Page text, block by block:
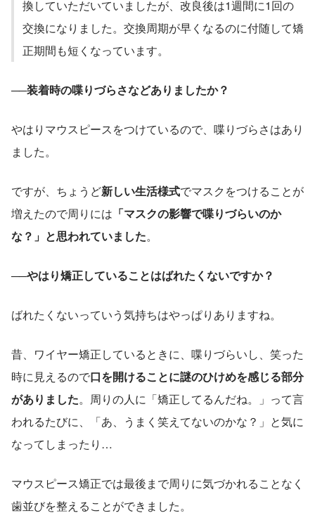
換していただいていましたが、改良後は1週間に1回の
交換になりました。交換周期が早くなるのに付随して矯
正期間も短くなっています。
──装着時の喋りづらさなどありましたか？
やはりマウスピースをつけているので、喋りづらさはあり
ました。
ですが、ちょうど新しい生活様式でマスクをつけることが
増えたので周りには 「マスクの影響で喋りづらいのか
な？」と思われていました。
──やはり矯正していることはばれたくないですか？
ばれたくないっていう気持ちはやっぱりありますね。
昔、ワイヤー矯正しているときに、喋りづらいし、笑った
時に見えるので口を開けることに謎のひけめを感じる部分
がありました。周りの人に「矯正してるんだね。」って言
われるたびに、「あ、うまく笑えてないのかな？」と気に
なってしまったり…
マウスピース矯正では最後まで周りに気づかれることなく
歯並びを整えることができました。